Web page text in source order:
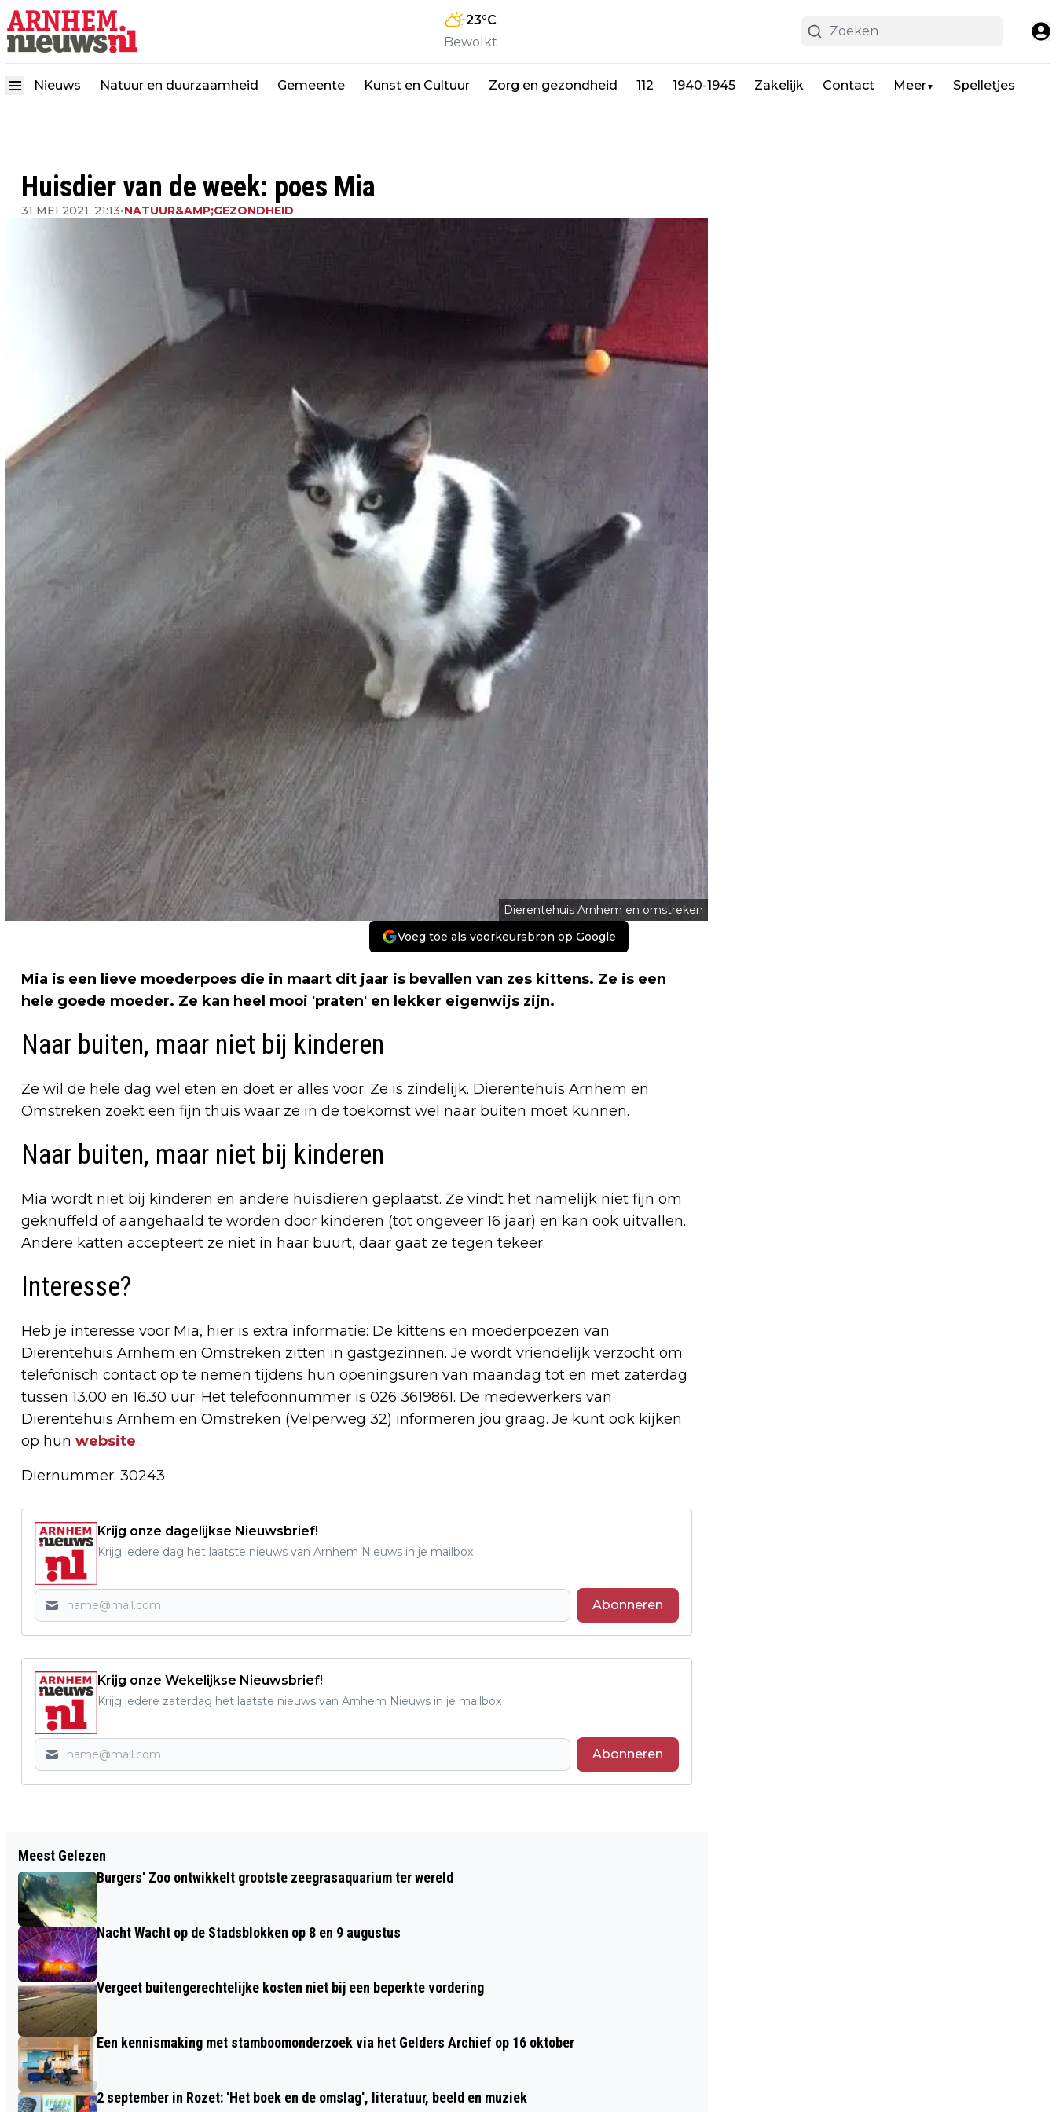
23°C
Bewolkt
Nieuws Natuur en duurzaamheid Gemeente Kunst en Cultuur Zorg en gezondheid 112 1940-1945 Zakelijk Contact Meer▼ Spelletjes
Huisdier van de week: poes Mia
31 MEI 2021, 21:13•NATUUR&AMP;GEZONDHEID
Dierentehuis Arnhem en omstreken
Voeg toe als voorkeursbron op Google
Mia is een lieve moederpoes die in maart dit jaar is bevallen van zes kittens. Ze is een
hele goede moeder. Ze kan heel mooi 'praten' en lekker eigenwijs zijn.
Naar buiten, maar niet bij kinderen
Ze wil de hele dag wel eten en doet er alles voor. Ze is zindelijk. Dierentehuis Arnhem en
Omstreken zoekt een fijn thuis waar ze in de toekomst wel naar buiten moet kunnen.
Naar buiten, maar niet bij kinderen
Mia wordt niet bij kinderen en andere huisdieren geplaatst. Ze vindt het namelijk niet fijn om
geknuffeld of aangehaald te worden door kinderen (tot ongeveer 16 jaar) en kan ook uitvallen.
Andere katten accepteert ze niet in haar buurt, daar gaat ze tegen tekeer.
Interesse?
Heb je interesse voor Mia, hier is extra informatie: De kittens en moederpoezen van
Dierentehuis Arnhem en Omstreken zitten in gastgezinnen. Je wordt vriendelijk verzocht om
telefonisch contact op te nemen tijdens hun openingsuren van maandag tot en met zaterdag
tussen 13.00 en 16.30 uur. Het telefoonnummer is 026 3619861. De medewerkers van
Dierentehuis Arnhem en Omstreken (Velperweg 32) informeren jou graag. Je kunt ook kijken
op hun website .
Diernummer: 30243
Krijg onze dagelijkse Nieuwsbrief!
Krijg iedere dag het laatste nieuws van Arnhem Nieuws in je mailbox
Abonneren
Krijg onze Wekelijkse Nieuwsbrief!
Krijg iedere zaterdag het laatste nieuws van Arnhem Nieuws in je mailbox
Abonneren
POLITIE ZOEKT GETUIGEN BIJ
VERMOEDELIJKE BRANDSTICHTING AAN
HOOGSTRAAT
IN HET NEDERLANDS WATERMUSEUM?
Meest Gelezen
Burgers' Zoo ontwikkelt grootste zeegrasaquarium ter wereld
Nacht Wacht op de Stadsblokken op 8 en 9 augustus
Vergeet buitengerechtelijke kosten niet bij een beperkte vordering
Een kennismaking met stamboomonderzoek via het Gelders Archief op 16 oktober
2 september in Rozet: 'Het boek en de omslag', literatuur, beeld en muziek